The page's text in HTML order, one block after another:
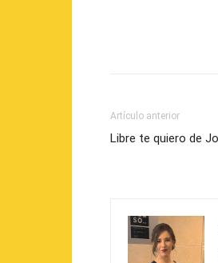
Artículo anterior
Libre te quiero de